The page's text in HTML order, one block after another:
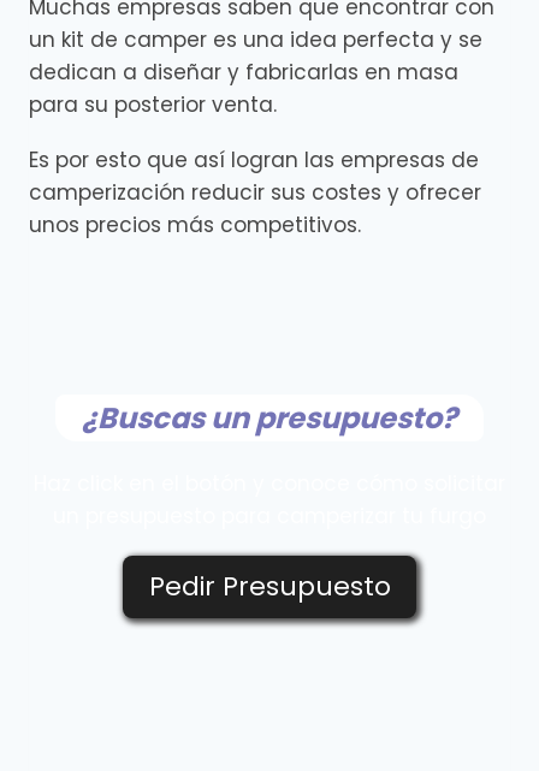
Muchas empresas saben que encontrar con
un kit de camper es una idea perfecta y se
dedican a diseñar y fabricarlas en masa
para su posterior venta.
Es por esto que así logran las empresas de
camperización reducir sus costes y ofrecer
unos precios más competitivos.
¿Buscas un presupuesto?
Pedir Presupuesto